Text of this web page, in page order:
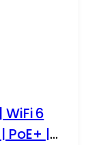
6
PoE+ |